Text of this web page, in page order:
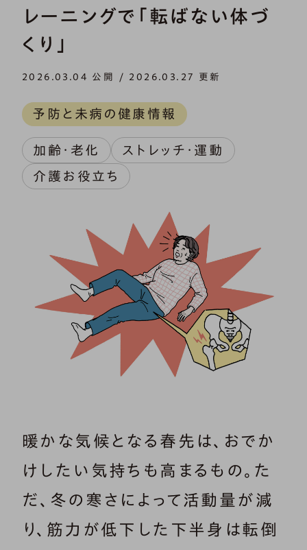
レーニングで「転ばない体づ
くり」
2026.03.04 公開 / 2026.03.27 更新
予防と未病の健康情報
加齢・老化
ストレッチ・運動
介護お役立ち
暖かな気候となる春先は、おでか
けしたい気持ちも高まるもの。た
だ、冬の寒さによって活動量が減
り、筋力が低下した下半身は転倒